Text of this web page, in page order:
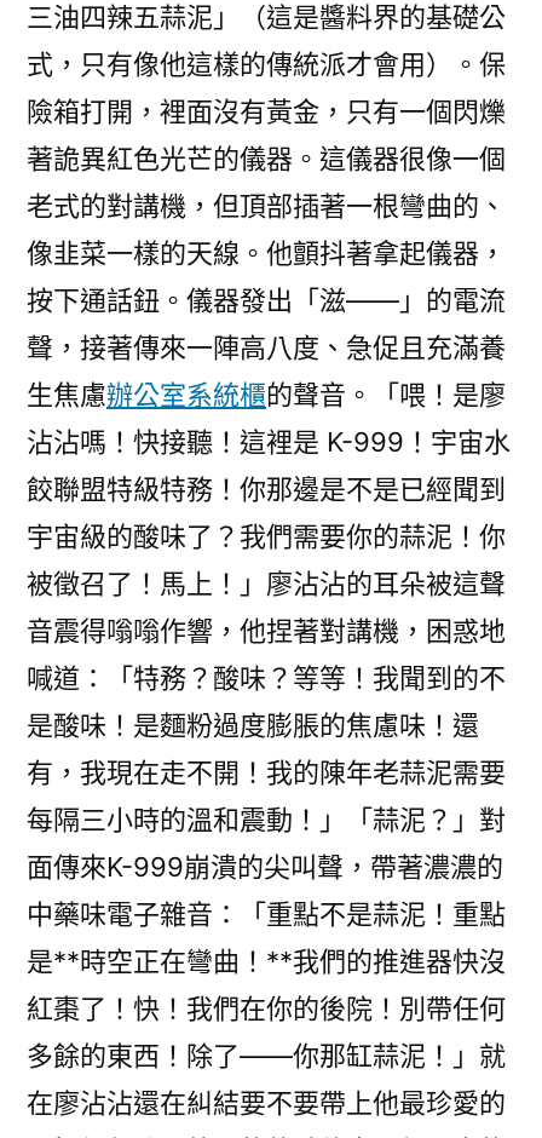
三油四辣五蒜泥」（這是醬料界的基礎公
式，只有像他這樣的傳統派才會用）。保
險箱打開，裡面沒有黃金，只有一個閃爍
著詭異紅色光芒的儀器。這儀器很像一個
老式的對講機，但頂部插著一根彎曲的、
像韭菜一樣的天線。他顫抖著拿起儀器，
按下通話鈕。儀器發出「滋——」的電流
聲，接著傳來一陣高八度、急促且充滿養
生焦慮辦公室系統櫃的聲音。「喂！是廖
沾沾嗎！快接聽！這裡是 K-999！宇宙水
餃聯盟特級特務！你那邊是不是已經聞到
宇宙級的酸味了？我們需要你的蒜泥！你
被徵召了！馬上！」廖沾沾的耳朵被這聲
音震得嗡嗡作響，他捏著對講機，困惑地
喊道：「特務？酸味？等等！我聞到的不
是酸味！是麵粉過度膨脹的焦慮味！還
有，我現在走不開！我的陳年老蒜泥需要
每隔三小時的溫和震動！」「蒜泥？」對
面傳來K-999崩潰的尖叫聲，帶著濃濃的
中藥味電子雜音：「重點不是蒜泥！重點
是**時空正在彎曲！**我們的推進器快沒
紅棗了！快！我們在你的後院！別帶任何
多餘的東西！除了——你那缸蒜泥！」就
在廖沾沾還在糾結要不要帶上他最珍愛的